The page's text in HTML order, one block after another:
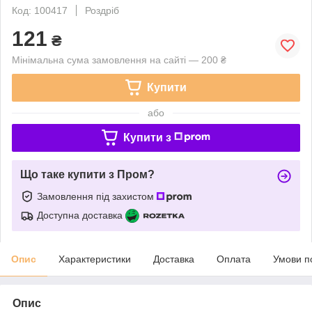
Код: 100417
Роздріб
121 ₴
Мінімальна сума замовлення на сайті — 200 ₴
Купити
або
Купити з
Що таке купити з Пром?
Замовлення під захистом
Доступна доставка
Опис Характеристики Доставка Оплата Умови
Опис